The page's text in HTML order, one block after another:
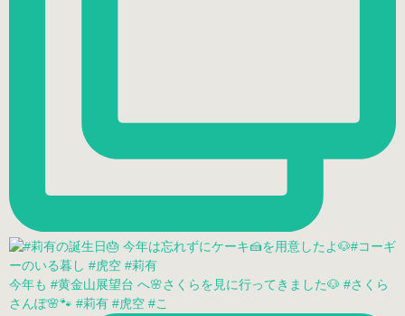
今年も #黄金山展望台 へ🌸さくらを見に行ってきました🐶 #さくら
さんぽ🌸🐾 #莉有 #虎空 #こ